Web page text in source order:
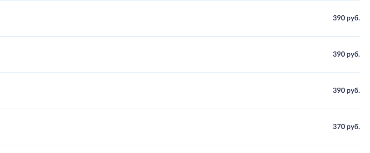
390 руб.
390 руб.
390 руб.
370 руб.